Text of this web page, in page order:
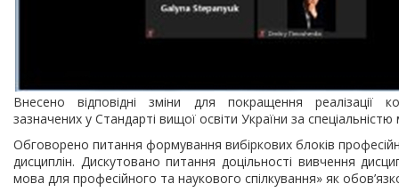
Внесено відповідні зміни для покращення реалізації
зазначених у Стандарті вищої освіти України за
Обговорено питання формування вибіркових блоків
дисциплін. Дискутовано питання доцільності вивчення
мова для професійного та наукового спілкування» як